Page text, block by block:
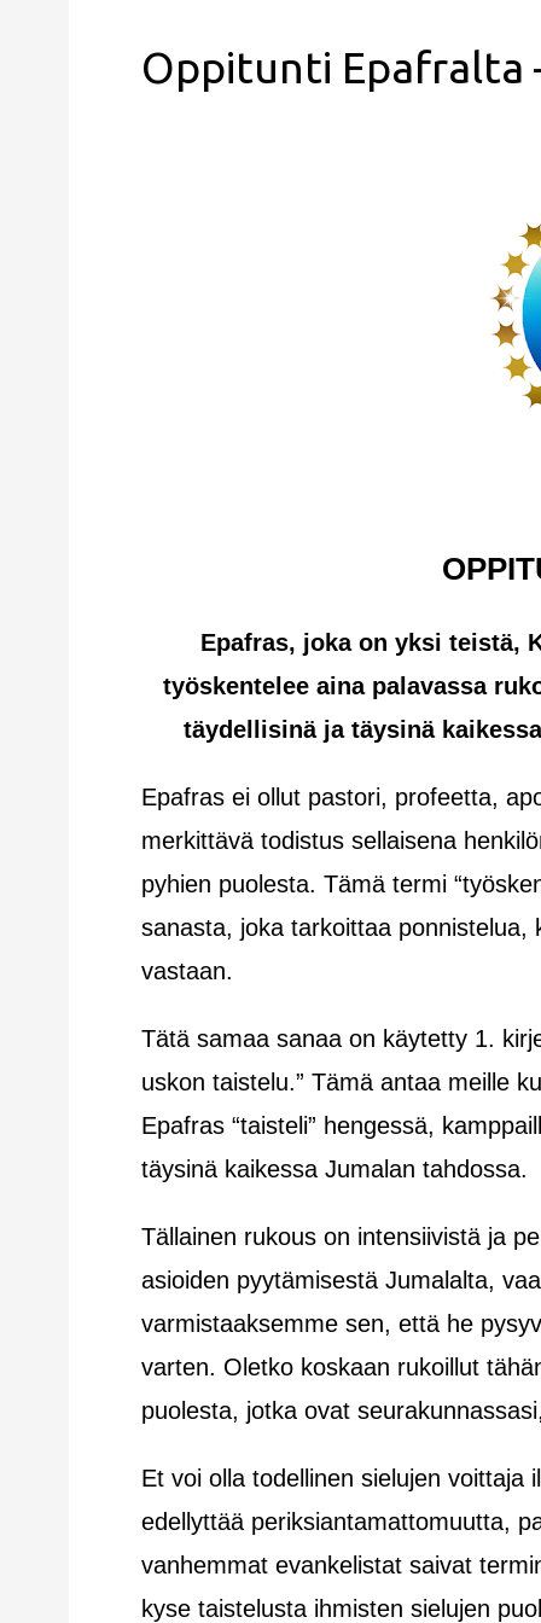
Oppitunti Epafralta
Epafras, joka on yksi teistä,
työskentelee aina palavassa
täydellisinä ja täysinä
Epafras ei ollut pastori, profeetta,
merkittävä todistus sellaisena
pyhien puolesta. Tämä termi
sanasta, joka tarkoittaa
vastaan.
Tätä samaa sanaa on käytetty 1.
uskon taistelu.” Tämä antaa meille
Epafras “taisteli” hengessä,
täysinä kaikessa Jumalan tahdossa.
Tällainen rukous on intensiivistä ja
asioiden pyytämisestä Jumalalta,
varmistaaksemme sen, että he
varten. Oletko koskaan rukoillut
puolesta, jotka ovat
Et voi olla todellinen sielujen
edellyttää periksiantamattomuutta,
vanhemmat evankelistat saivat
kyse taistelusta ihmisten sielujen